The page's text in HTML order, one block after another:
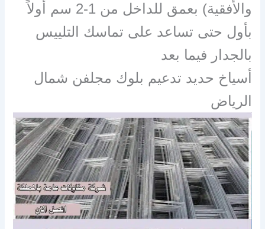
والأفقية) بعمق للداخل من 1-2 سم أولاً
بأول حتى تساعد على تماسك التلييس
بالجدار فيما بعد
أسياخ حديد تدعيم بلوك مجلفن شمال
الرياض